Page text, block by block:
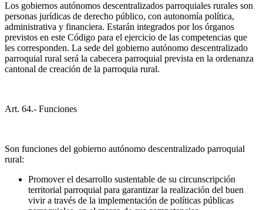
Los gobiernos autónomos descentralizados parroquiales rurales son
personas jurídicas de derecho público, con autonomía política,
administrativa y financiera. Estarán integrados por los órganos
previstos en este Código para el ejercicio de las competencias que
les corresponden. La sede del gobierno autónomo descentralizado
parroquial rural será la cabecera parroquial prevista en la ordenanza
cantonal de creación de la parroquia rural.
Art. 64.- Funciones
Son funciones del gobierno autónomo descentralizado parroquial
rural:
Promover el desarrollo sustentable de su circunscripción
territorial parroquial para garantizar la realización del buen
vivir a través de la implementación de políticas públicas